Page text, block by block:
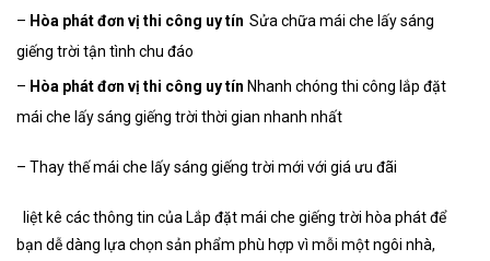
– Hòa phát đơn vị thi công uy tín Sửa chữa mái che lấy sáng
giếng trời tận tình chu đáo
– Hòa phát đơn vị thi công uy tín Nhanh chóng thi công lắp đặt
mái che lấy sáng giếng trời thời gian nhanh nhất
– Thay thế mái che lấy sáng giếng trời mới với giá ưu đãi
liệt kê các thông tin của Lắp đặt mái che giếng trời hòa phát để
bạn dễ dàng lựa chọn sản phẩm phù hợp vì mỗi một ngôi nhà,